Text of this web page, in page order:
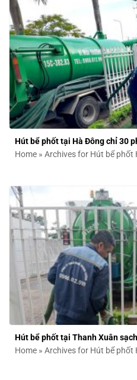
Hút bể phốt tại Hà Đông chỉ 30
Home » Archives for Hút bể
Hút bể phốt tại Thanh Xuân
Home » Archives for Hút bể